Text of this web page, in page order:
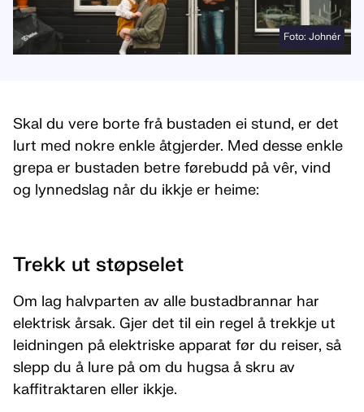
Foto: Johnér
Skal du vere borte frå bustaden ei stund, er det
lurt med nokre enkle åtgjerder. Med desse enkle
grepa er bustaden betre førebudd på vêr, vind
og lynnedslag når du ikkje er heime:
Trekk ut støpselet
Om lag halvparten av alle bustadbrannar har
elektrisk årsak. Gjer det til ein regel å trekkje ut
leidningen på elektriske apparat før du reiser, så
slepp du å lure på om du hugsa å skru av
kaffitraktaren eller ikkje.